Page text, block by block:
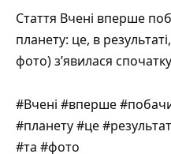
Стаття Вчені вперше
планету: це, в
фото)з’явилася
#Вчені #вперше
#планету #це
#та #фото